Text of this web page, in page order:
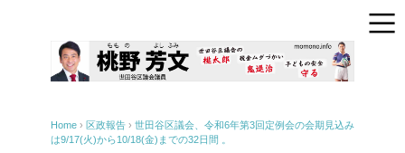
Home › 区政報告 › 世田谷区議会、令和6年第3回定例会の会期見込み
は9/17(火)から10/18(金)までの32日間 。